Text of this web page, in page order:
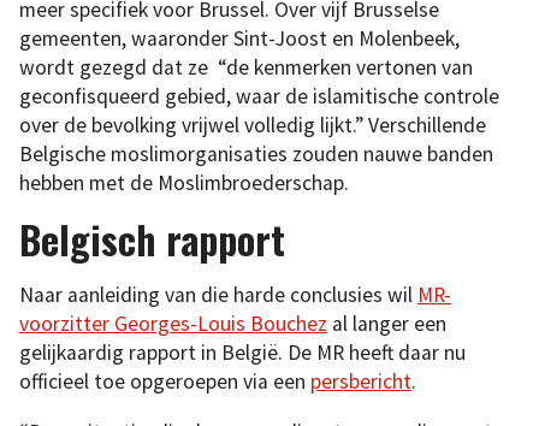
meer specifiek voor Brussel. Over vijf Brusselse
gemeenten, waaronder Sint-Joost en Molenbeek,
wordt gezegd dat ze “de kenmerken vertonen van
geconfisqueerd gebied, waar de islamitische controle
over de bevolking vrijwel volledig lijkt.” Verschillende
Belgische moslimorganisaties zouden nauwe banden
hebben met de Moslimbroederschap.
Belgisch rapport
Naar aanleiding van die harde conclusies wil MR-
voorzitter Georges-Louis Bouchez al langer een
gelijkaardig rapport in België. De MR heeft daar nu
officieel toe opgeroepen via een persbericht.